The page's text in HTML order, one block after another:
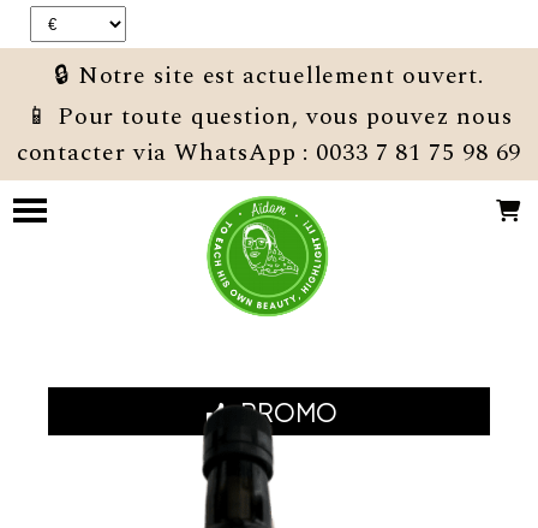
🔒 Notre site est actuellement ouvert.
📱 Pour toute question, vous pouvez nous
contacter via WhatsApp : 0033 7 81 75 98 69
PROMO
Panneau de gestion des cookies